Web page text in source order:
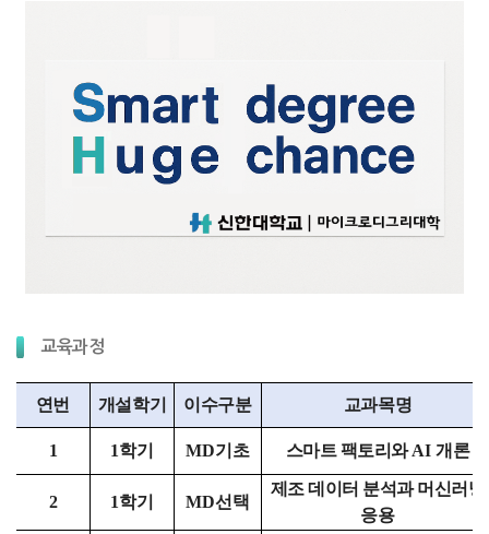
교육과정
연번 개설학기 이수구분 교과목명
1 1학기 MD기초 스마트 팩토리와AI개론
2 1학기 MD선택
제조 데이터 분석과 머신러닝
응용